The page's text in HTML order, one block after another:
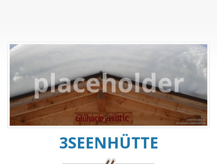
3SEENHÜTTE